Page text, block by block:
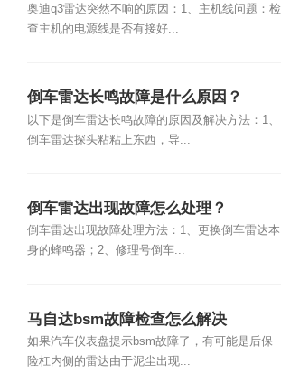
奥迪q3雷达突然不响的原因：1、主机线问题：检
查主机的电源线是否有接好...
倒车雷达长鸣故障是什么原因？
以下是倒车雷达长鸣故障的原因及解决方法：1、
倒车雷达探头粘粘上东西，导...
倒车雷达出现故障怎么处理？
倒车雷达出现故障处理方法：1、更换倒车雷达本
身的蜂鸣器；2、修理号倒车...
马自达bsm故障检查怎么解决
如果汽车仪表盘提示bsm故障了，有可能是后保
险杠内侧的雷达由于泥尘出现...